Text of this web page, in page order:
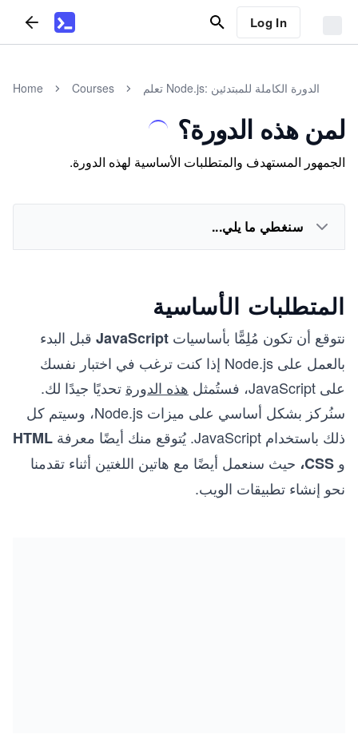
Log In
Home Courses تعلم Node.js: الدورة الكاملة للمبتدئين
لمن هذه الدورة؟
الجمهور المستهدف والمتطلبات الأساسية لهذه الدورة.
سنغطي ما يلي...
المتطلبات الأساسية
نتوقع أن تكون مُلِمًّا بأساسيات JavaScript قبل البدء
بالعمل على Node.js إذا كنت ترغب في اختبار نفسك
على JavaScript، فستُمثل
هذه الدورة تحديًا جيدًا لك.
سنُركز بشكل أساسي على ميزات Node.js، وسيتم كل
ذلك باستخدام JavaScript. يُتوقع منك أيضًا معرفة
HTML
و CSS، حيث سنعمل أيضًا مع هاتين اللغتين أثناء تقدمنا
نحو إنشاء تطبيقات الويب.